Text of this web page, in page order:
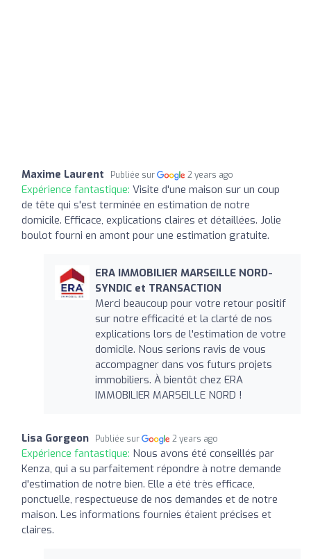
Maxime Laurent Publiée sur 2 years ago
Expérience fantastique: Visite d'une maison sur un coup
de tête qui s'est terminée en estimation de notre
domicile. Efficace, explications claires et détaillées. Jolie
boulot fourni en amont pour une estimation gratuite.
ERA IMMOBILIER MARSEILLE NORD-
SYNDIC et TRANSACTION
Merci beaucoup pour votre retour positif
sur notre efficacité et la clarté de nos
explications lors de l'estimation de votre
domicile. Nous serions ravis de vous
accompagner dans vos futurs projets
immobiliers. À bientôt chez ERA
IMMOBILIER MARSEILLE NORD !
Lisa Gorgeon Publiée sur 2 years ago
Expérience fantastique: Nous avons été conseillés par
Kenza, qui a su parfaitement répondre à notre demande
d'estimation de notre bien. Elle a été très efficace,
ponctuelle, respectueuse de nos demandes et de notre
maison. Les informations fournies étaient précises et
claires.